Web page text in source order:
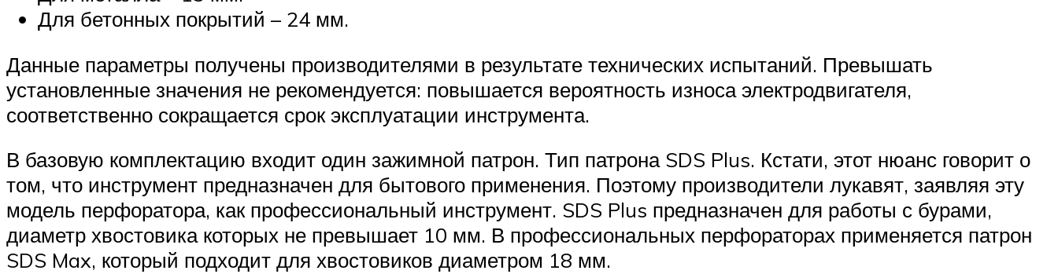
Для бетонных покрытий – 24 мм.
Данные параметры получены производителями в результате технических испытаний. Превышать
установленные значения не рекомендуется: повышается вероятность износа электродвигателя,
соответственно сокращается срок эксплуатации инструмента.
В базовую комплектацию входит один зажимной патрон. Тип патрона SDS Plus. Кстати, этот нюанс говорит о
том, что инструмент предназначен для бытового применения. Поэтому производители лукавят, заявляя эту
модель перфоратора, как профессиональный инструмент. SDS Plus предназначен для работы с бурами,
диаметр хвостовика которых не превышает 10 мм. В профессиональных перфораторах применяется патрон
SDS Max, который подходит для хвостовиков диаметром 18 мм.